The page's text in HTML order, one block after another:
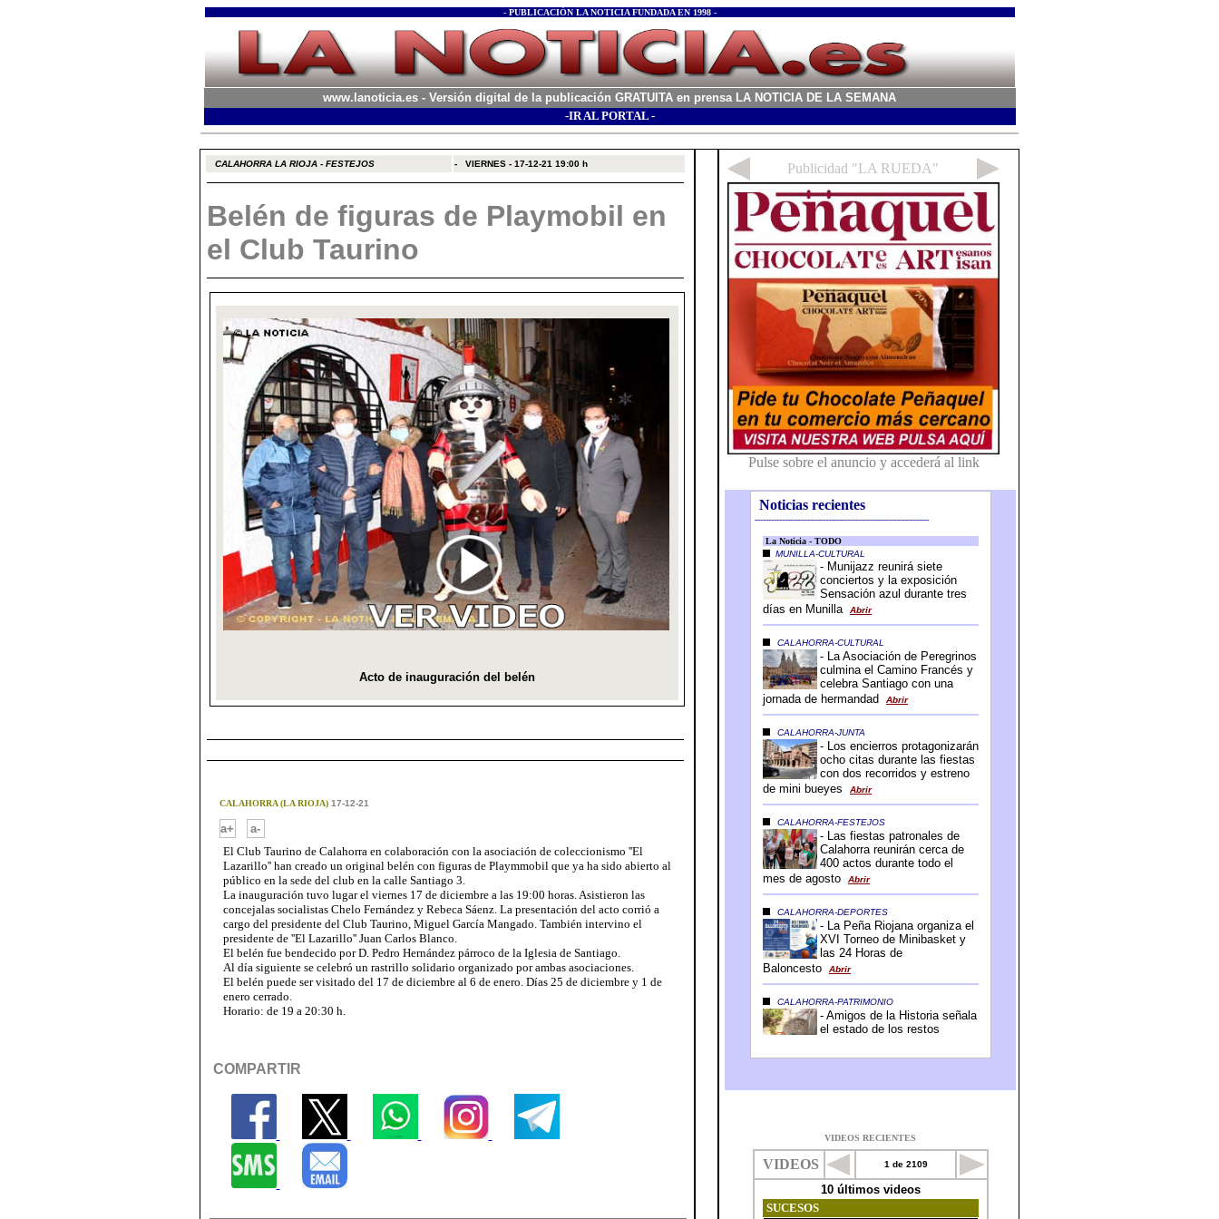
- PUBLICACIÓN LA NOTICIA FUNDADA EN 1998 -
www.lanoticia.es - Versión digital de la publicación GRATUITA en prensa LA NOTICIA DE LA SEMANA
-IR AL PORTAL -
CALAHORRA LA RIOJA - FESTEJOS - VIERNES - 17-12-21 19:00 h
Belén de figuras de Playmobil en
el Club Taurino
CALAHORRA (LA RIOJA)17-12-21
a+
a-
El Club Taurino de Calahorra en colaboración con la asociación de coleccionismo ''El
Lazarillo'' han creado un original belén con figuras de Playmmobil que ya ha sido abierto al
público en la sede del club en la calle Santiago 3.
La inauguración tuvo lugar el viernes 17 de diciembre a las 19:00 horas. Asistieron las
concejalas socialistas Chelo Fernández y Rebeca Sáenz. La presentación del acto corrió a
cargo del presidente del Club Taurino, Miguel García Mangado. También intervino el
presidente de ''El Lazarillo'' Juan Carlos Blanco.
El belén fue bendecido por D. Pedro Hernández párroco de la Iglesia de Santiago.
Al día siguiente se celebró un rastrillo solidario organizado por ambas asociaciones.
El belén puede ser visitado del 17 de diciembre al 6 de enero. Días 25 de diciembre y 1 de
enero cerrado.
Horario: de 19 a 20:30 h.
COMPARTIR
Noticias recientes
-----------------------------------------------------------------
VIDEOS RECIENTES